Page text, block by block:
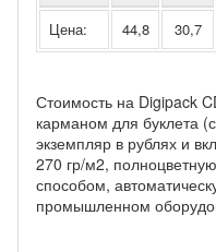
Цена: 44,8 30,7
Стоимость на Digipack
карманом для буклета
экземпляр в рублях и
270 гр/м2,
способом,
промышленном